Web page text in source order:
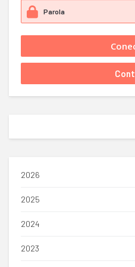
2026
2025
2024
2023